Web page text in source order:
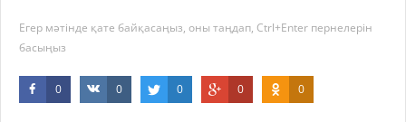
Егер мәтінде қате байқасаңыз, оны таңдап, Ctrl+Enter пернелерін
басыңыз
0 0 0 0 0